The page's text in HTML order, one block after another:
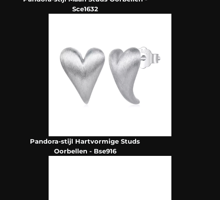
Sce1632
Pandora-stijl Hartvormige Studs
Oorbellen - Bse916